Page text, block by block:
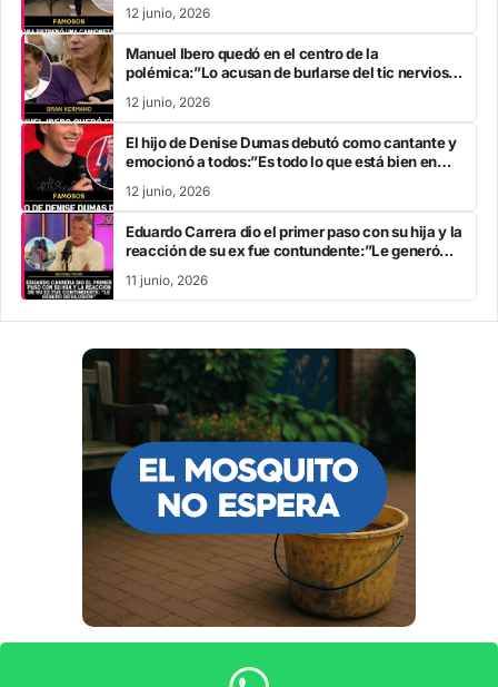
12 junio, 2026
Manuel Ibero quedó en el centro de la
polémica:”Lo acusan de burlarse del tic nervioso
12 junio, 2026
El hijo de Denise Dumas debutó como cantante y
emocionó a todos:”Es todo lo que está bien en
12 junio, 2026
Eduardo Carrera dio el primer paso con su hija y la
reacción de su ex fue contundente:”Le generó
11 junio, 2026